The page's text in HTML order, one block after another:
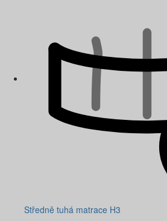
Středně tuhá matrace H3